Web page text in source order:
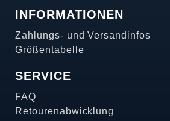
INFORMATIONEN
Zahlungs- und Versandinfos
Größentabelle
SERVICE
FAQ
Retourenabwicklung